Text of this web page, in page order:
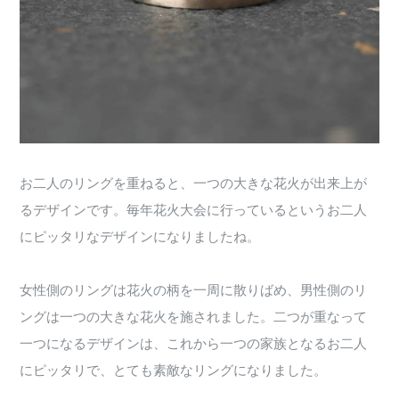
お二人のリングを重ねると、一つの大きな花火が出来上が
るデザインです。毎年花火大会に行っているというお二人
にピッタリなデザインになりましたね。
女性側のリングは花火の柄を一周に散りばめ、男性側のリ
ングは一つの大きな花火を施されました。二つが重なって
一つになるデザインは、これから一つの家族となるお二人
にピッタリで、とても素敵なリングになりました。